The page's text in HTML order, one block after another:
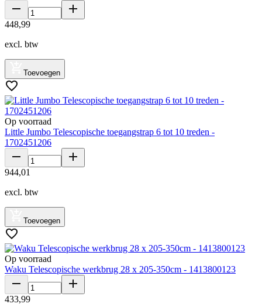
448,99
excl. btw
Toevoegen
Op voorraad
Little Jumbo Telescopische toegangstrap 6 tot 10 treden -
1702451206
944,01
excl. btw
Toevoegen
Op voorraad
Waku Telescopische werkbrug 28 x 205-350cm - 1413800123
433,99